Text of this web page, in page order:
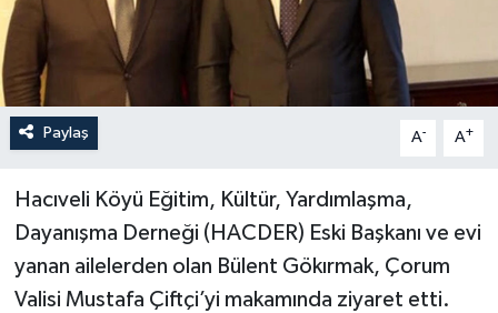
Paylaş A- A+
Hacıveli Köyü Eğitim, Kültür, Yardımlaşma,
Dayanışma Derneği (HACDER) Eski Başkanı ve evi
yanan ailelerden olan Bülent Gökırmak, Çorum
Valisi Mustafa Çiftçi’yi makamında ziyaret etti.